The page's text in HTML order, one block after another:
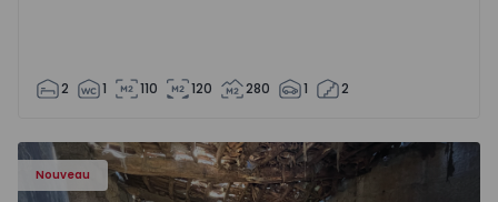
2 1 110 120 280 1 2
Nouveau
Maison Vila Real, São Tomé do Castelo e Justes -